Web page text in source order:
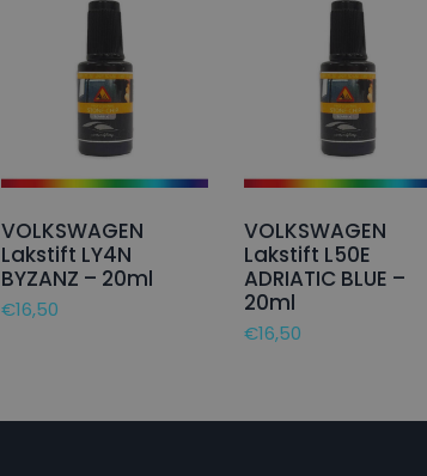
VOLKSWAGEN
Lakstift LY4N
BYZANZ – 20ml
€16,50
VOLKSWAGEN
Lakstift L50E
ADRIATIC BLUE –
20ml
€16,50